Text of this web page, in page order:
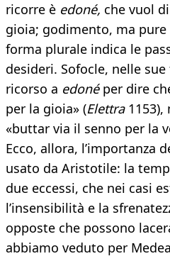
ricorre è edoné, che vuol
gioia; godimento, ma pure
forma plurale indica le
desideri. Sofocle, nelle
ricorso a edonéper dire
per la gioia» (Elettra1153),
«buttar via il senno per la
Ecco, allora, l’importanza
usato da Aristotile: la
due eccessi, che nei casi
l’insensibilità e la
opposte che possono
abbiamo veduto per